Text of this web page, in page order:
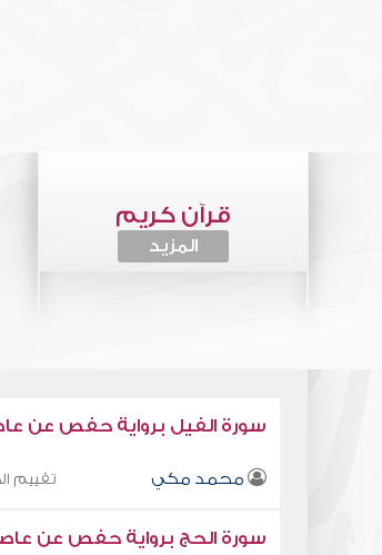
قرآن كريم
المزيد
سورة الفيل برواية حفص عن
محمد مكي تقييم
سورة الحج برواية حفص عن